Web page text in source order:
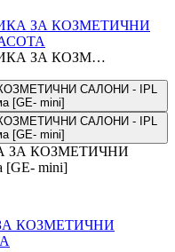
ЗА КОЗМЕТИЧНИ
ЗА КОЗМ…
КОЗМЕТИЧНИ